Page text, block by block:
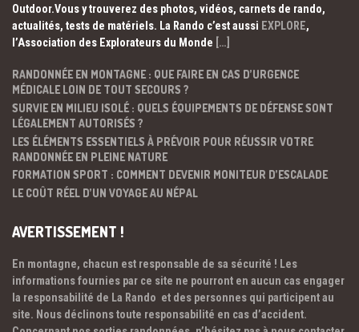
Outdoor.Vous y trouverez des photos, vidéos, carnets de rando,
actualités, tests de matériels. La Rando c’est aussi EXPLORE,
l’Association des Explorateurs du Monde […]
RANDONNÉE EN MONTAGNE : QUE FAIRE EN CAS D’URGENCE
MÉDICALE LOIN DE TOUT SECOURS ?
SURVIE EN MILIEU ISOLÉ : QUELS ÉQUIPEMENTS DE DÉFENSE SONT
LÉGALEMENT AUTORISÉS ?
LES ÉLÉMENTS ESSENTIELS À PRÉVOIR POUR RÉUSSIR VOTRE
RANDONNÉE EN PLEINE NATURE
FORMATION SPORT : COMMENT DEVENIR MONITEUR D’ESCALADE
LE COÛT RÉEL D’UN VOYAGE AU NÉPAL
AVERTISSEMENT !
En montagne, chacun est responsable de sa sécurité ! Les
informations fournies par ce site ne pourront en aucun cas engager
la responsabilité de La Rando et des personnes qui participent au
site. Nous déclinons toute responsabilité en cas d’accident.